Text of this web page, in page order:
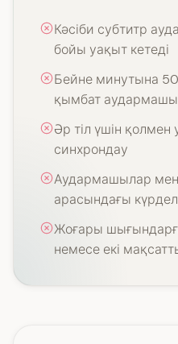
Кәсіби субтитр
бойы уақыт кетеді
Бейне минутына
қымбат
Әр тіл үшін
синхрондау
Аудармашылар
арасындағы
Жоғары
немесе екі